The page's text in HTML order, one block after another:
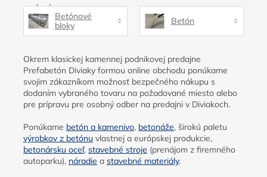
Betónové
bloky
Betón
Okrem klasickej kamennej podnikovej predajne
Prefabetón Diviaky formou online obchodu ponúkame
svojim zákazníkom možnosť bezpečného nákupu s
dodaním vybraného tovaru na požadované miesto alebo
pre prípravu pre osobný odber na predajni v Diviakoch.
Ponúkame betón a kamenivo, betonáže, širokú paletu
výrobkov z betónu vlastnej a európskej produkcie,
betonársku oceľ, stavebné stroje (prenájom z firemného
autoparku), náradie a stavebné materiály.